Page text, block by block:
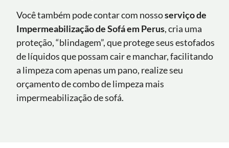
Você também pode contar com nossoserviço de
Impermeabilização de Sofáem Perus, cria uma
proteção, “blindagem”, que protege seus estofados
de líquidos que possam cair e manchar, facilitando
a limpeza com apenas um pano, realize seu
orçamento de combo de limpeza mais
impermeabilização de sofá.